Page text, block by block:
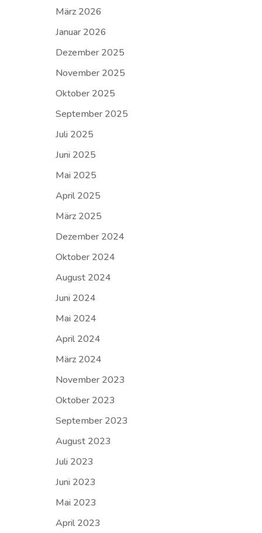
März 2026
Januar 2026
Dezember 2025
November 2025
Oktober 2025
September 2025
Juli 2025
Juni 2025
Mai 2025
April 2025
März 2025
Dezember 2024
Oktober 2024
August 2024
Juni 2024
Mai 2024
April 2024
März 2024
November 2023
Oktober 2023
September 2023
August 2023
Juli 2023
Juni 2023
Mai 2023
April 2023